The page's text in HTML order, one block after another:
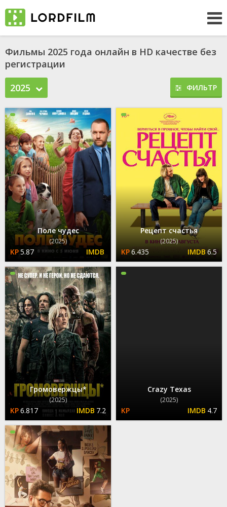
Фильмы 2025 года онлайн в HD качестве без
регистрации
2025
ФИЛЬТР
Поле чудес
(2025)
5.87
Рецепт счастья
(2025)
6.435 6.5
Громовержцы*
(2025)
6.817 7.2
Crazy Texas
(2025)
4.7